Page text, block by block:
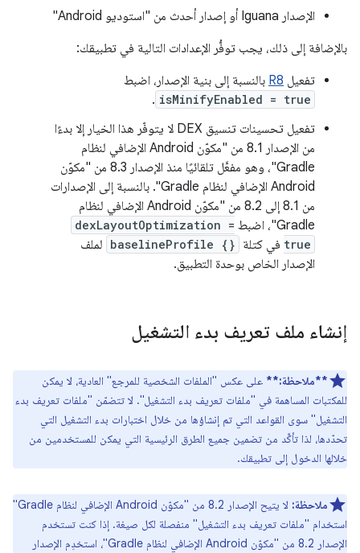
الإصدار Iguana أو إصدار أحدث من "استوديو Android"
بالإضافة إلى ذلك، يجب توفُّر الإعدادات التالية في تطبيقك:
تفعيل R8 بالنسبة إلى بنية الإصدار، اضبط
isMinifyEnabled = true
.
تفعيل تحسينات تنسيق DEX لا يتوفّر هذا الخيار إلا بدءًا
من الإصدار 8.1 من "مكوّن Android الإضافي لنظام
Gradle"، وهو مفعَّل تلقائيًا منذ الإصدار 8.3 من "مكوّن
Android الإضافي لنظام Gradle". بالنسبة إلى الإصدارات
من 8.1 إلى 8.2 من "مكوّن Android الإضافي لنظام
Gradle"، اضبط
dexLayoutOptimization =
true في كتلة baselineProfile {} لملف
الإصدار الخاص بوحدة التطبيق.
إنشاء ملف تعريف بدء التشغيل
**ملاحظة:** على عكس "الملفات الشخصية للمرجع" العادية، لا يمكن
للمكتبات المساهمة في "ملفات تعريف بدء التشغيل". لا تتضمّن "ملفات تعريف بدء
التشغيل" سوى القواعد التي تم إنشاؤها من خلال اختبارات بدء التشغيل التي
تحدّدها، لذا تأكَّد من تضمين جميع الطرق الرئيسية التي يمكن للمستخدمين من
خلالها الدخول إلى تطبيقك.
ملاحظة:
لا يتيح الإصدار 8.2 من "مكوّن Android الإضافي لنظام Gradle"
استخدام "ملفات تعريف بدء التشغيل" منفصلة لكل صيغة. إذا كنت تستخدم
الإصدار 8.2 من "مكوّن Android الإضافي لنظام Gradle"، استخدِم الإصدار